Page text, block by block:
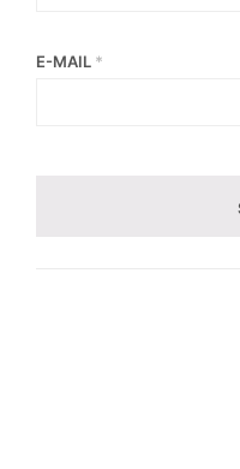
E-MAIL *